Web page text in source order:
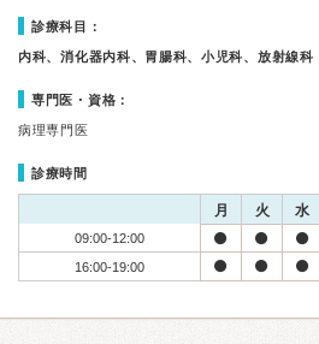
診療科目：
内科、消化器内科、胃腸科、小児科、放射線科
専門医・資格：
病理専門医
診療時間
月 火 水
09:00-12:00
16:00-19:00